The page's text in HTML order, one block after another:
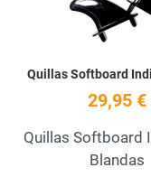
Quillas Softboard
29,95 €
Quillas Softboard
Blandas